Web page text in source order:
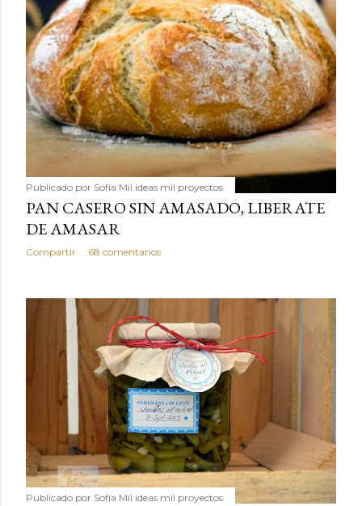
Publicado por Sofía Mil ideas mil proyectos
PAN CASERO SIN AMASADO, LIBERATE
DE AMASAR
Compartir 68 comentarios
Publicado por Sofía Mil ideas mil proyectos